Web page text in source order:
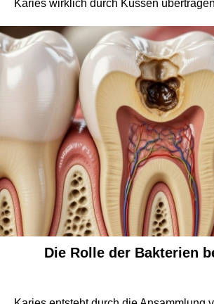
Karies wirklich durch Küssen
Die Rolle der Bakterien